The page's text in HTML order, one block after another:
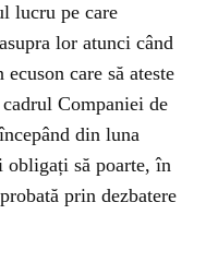
lucru pe care
lor atunci când
care să ateste
Companiei de
din luna
să poarte, în
prin dezbatere